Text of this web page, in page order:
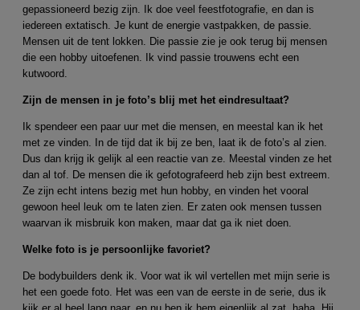
gepassioneerd bezig zijn. Ik doe veel feestfotografie, en dan is
iedereen extatisch. Je kunt de energie vastpakken, de passie.
Mensen uit de tent lokken. Die passie zie je ook terug bij mensen
die een hobby uitoefenen. Ik vind passie trouwens echt een
kutwoord.
Zijn de mensen in je foto’s blij met het eindresultaat?
Ik spendeer een paar uur met die mensen, en meestal kan ik het
met ze vinden. In de tijd dat ik bij ze ben, laat ik de foto’s al zien.
Dus dan krijg ik gelijk al een reactie van ze. Meestal vinden ze het
dan al tof. De mensen die ik gefotografeerd heb zijn best extreem.
Ze zijn echt intens bezig met hun hobby, en vinden het vooral
gewoon heel leuk om te laten zien. Er zaten ook mensen tussen
waarvan ik misbruik kon maken, maar dat ga ik niet doen.
Welke foto is je persoonlijke favoriet?
De bodybuilders denk ik. Voor wat ik wil vertellen met mijn serie is
het een goede foto. Het was een van de eerste in de serie, dus ik